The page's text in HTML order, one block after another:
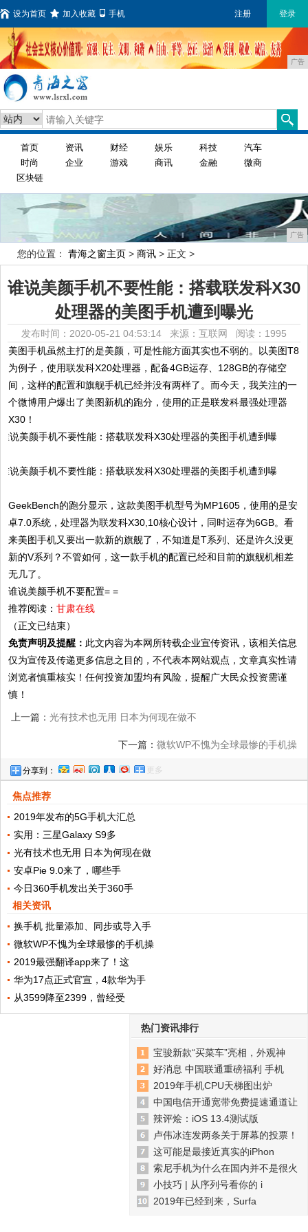
设为首页 加入收藏 手机 注册 登录
广告
首页 资讯 财经 娱乐 科技
汽车
时尚
企业 游戏 商讯 金融
微商
区块链
广告
您的位置： 青海之窗主页 > 商讯 > 正文 >
谁说美颜手机不要性能：搭载联发科X30
处理器的美图手机遭到曝光
发布时间：2020-05-21 04:53:14 来源：互联网 阅读：1995
美图手机虽然主打的是美颜，可是性能方面其实也不弱的。以美图T8
为例子，使用联发科X20处理器，配备4GB运存、128GB的存储空
间，这样的配置和旗舰手机已经并没有两样了。而今天，我关注的一
个微博用户爆出了美图新机的跑分，使用的正是联发科最强处理器
X30！
GeekBench的跑分显示，这款美图手机型号为MP1605，使用的是安
卓7.0系统，处理器为联发科X30,10核心设计，同时运存为6GB。看
来美图手机又要出一款新的旗舰了，不知道是T系列、还是许久没更
新的V系列？不管如何，这一款手机的配置已经和目前的旗舰机相差
无几了。
谁说美颜手机不要配置= =
推荐阅读：甘肃在线
（正文已结束）
免责声明及提醒： 此文内容为本网所转载企业宣传资讯，该相关信息
仅为宣传及传递更多信息之目的，不代表本网站观点，文章真实性请
浏览者慎重核实！任何投资加盟均有风险，提醒广大民众投资需谨
慎！
上一篇： 光有技术也无用 日本为何现在做不
好手机 中国品牌：怪我咯？下一篇： 微软WP不愧为全球最惨的手机操
分享到： 更多
焦点推荐
2019年发布的5G手机大汇总
实用：三星Galaxy S9多
光有技术也无用 日本为何现在做
安卓Pie 9.0来了，哪些手
今日360手机发出关于360手
相关资讯
换手机 批量添加、同步或导入手
微软WP不愧为全球最惨的手机操
2019最强翻译app来了！这
华为17点正式官宣，4款华为手
从3599降至2399，曾经受
热门资讯排行
宝骏新款“买菜车”亮相，外观神
好消息 中国联通重磅福利 手机
2019年手机CPU天梯图出炉
中国电信开通宽带免费提速通道让
辣评烩：iOS 13.4测试版
卢伟冰连发两条关于屏幕的投票！
这可能是最接近真实的iPhon
索尼手机为什么在国内并不是很火
小技巧 | 从序列号看你的 i
2019年已经到来，Surfa